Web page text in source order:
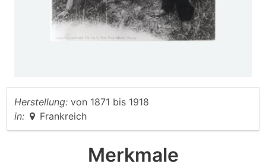
Herstellung: von 1871 bis 1918
in:
Frankreich
Merkmale